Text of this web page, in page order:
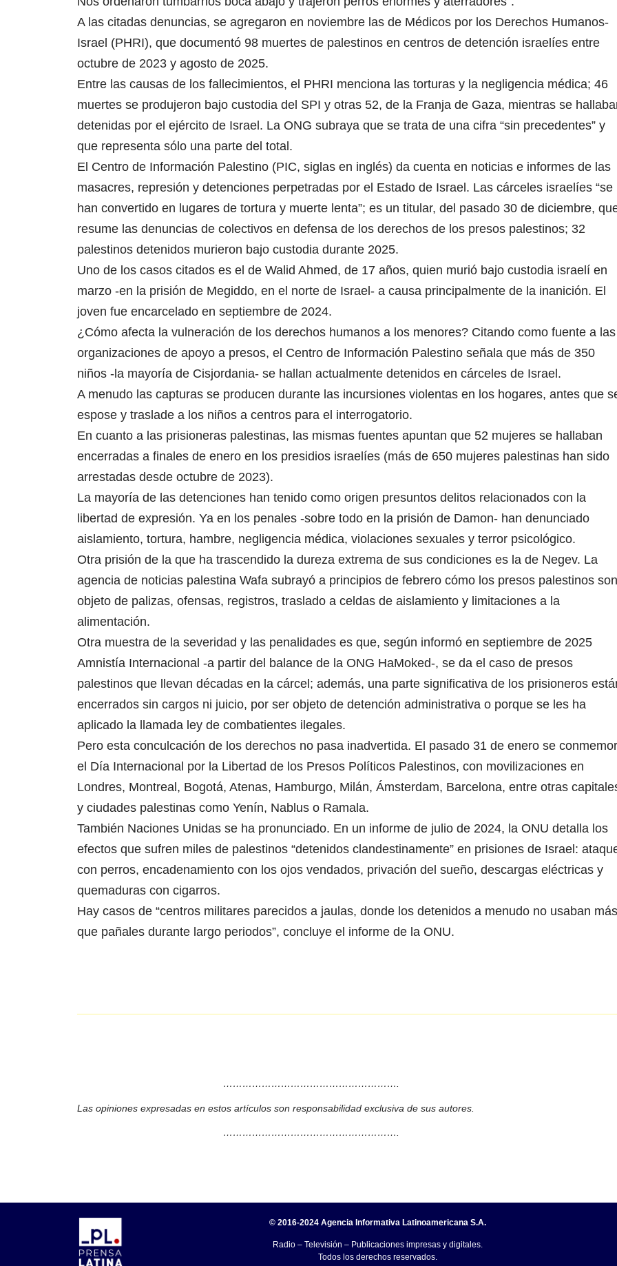
A las citadas denuncias, se agregaron en noviembre las de Médicos por los Derechos Humanos-
Israel (PHRI), que documentó 98 muertes de palestinos en centros de detención israelíes entre
octubre de 2023 y agosto de 2025.
Entre las causas de los fallecimientos, el PHRI menciona las torturas y la negligencia médica; 46
muertes se produjeron bajo custodia del SPI y otras 52, de la Franja de Gaza, mientras se
detenidas por el ejército de Israel. La ONG subraya que se trata de una cifra “sin precedentes” y
que representa sólo una parte del total.
El Centro de Información Palestino (PIC, siglas en inglés) da cuenta en noticias e informes de las
masacres, represión y detenciones perpetradas por el Estado de Israel. Las cárceles israelíes “se
han convertido en lugares de tortura y muerte lenta”; es un titular, del pasado 30 de diciembre,
resume las denuncias de colectivos en defensa de los derechos de los presos palestinos; 32
palestinos detenidos murieron bajo custodia durante 2025.
Uno de los casos citados es el de Walid Ahmed, de 17 años, quien murió bajo custodia israelí en
marzo -en la prisión de Megiddo, en el norte de Israel- a causa principalmente de la inanición. El
joven fue encarcelado en septiembre de 2024.
¿Cómo afecta la vulneración de los derechos humanos a los menores? Citando como fuente a las
organizaciones de apoyo a presos, el Centro de Información Palestino señala que más de 350
niños -la mayoría de Cisjordania- se hallan actualmente detenidos en cárceles de Israel.
A menudo las capturas se producen durante las incursiones violentas en los hogares, antes que
espose y traslade a los niños a centros para el interrogatorio.
En cuanto a las prisioneras palestinas, las mismas fuentes apuntan que 52 mujeres se hallaban
encerradas a finales de enero en los presidios israelíes (más de 650 mujeres palestinas han sido
arrestadas desde octubre de 2023).
La mayoría de las detenciones han tenido como origen presuntos delitos relacionados con la
libertad de expresión. Ya en los penales -sobre todo en la prisión de Damon- han denunciado
aislamiento, tortura, hambre, negligencia médica, violaciones sexuales y terror psicológico.
Otra prisión de la que ha trascendido la dureza extrema de sus condiciones es la de Negev. La
agencia de noticias palestina Wafa subrayó a principios de febrero cómo los presos palestinos son
objeto de palizas, ofensas, registros, traslado a celdas de aislamiento y limitaciones a la
alimentación.
Otra muestra de la severidad y las penalidades es que, según informó en septiembre de 2025
Amnistía Internacional -a partir del balance de la ONG HaMoked-, se da el caso de presos
palestinos que llevan décadas en la cárcel; además, una parte significativa de los prisioneros
encerrados sin cargos ni juicio, por ser objeto de detención administrativa o porque se les ha
aplicado la llamada ley de combatientes ilegales.
Pero esta conculcación de los derechos no pasa inadvertida. El pasado 31 de enero se
el Día Internacional por la Libertad de los Presos Políticos Palestinos, con movilizaciones en
Londres, Montreal, Bogotá, Atenas, Hamburgo, Milán, Ámsterdam, Barcelona, entre otras
y ciudades palestinas como Yenín, Nablus o Ramala.
También Naciones Unidas se ha pronunciado. En un informe de julio de 2024, la ONU detalla los
efectos que sufren miles de palestinos “detenidos clandestinamente” en prisiones de Israel:
con perros, encadenamiento con los ojos vendados, privación del sueño, descargas eléctricas y
quemaduras con cigarros.
Hay casos de “centros militares parecidos a jaulas, donde los detenidos a menudo no usaban más
que pañales durante largo periodos”, concluye el informe de la ONU.
……………………………………………….
Las opiniones expresadas en estos artículos son responsabilidad exclusiva de sus autores.
……………………………………………….
© 2016-2024 Agencia Informativa Latinoamericana S.A.
Radio – Televisión – Publicaciones impresas y digitales.
Todos los derechos reservados.